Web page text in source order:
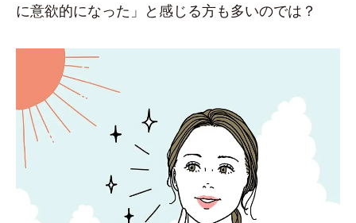
に意欲的になった」と感じる方も多いのでは？